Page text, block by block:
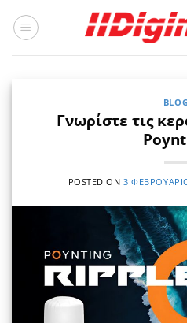
στο
BLOG
Γνωρίστε τις
POSTED ON3